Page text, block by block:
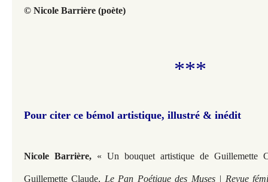
© Nicole Barrière (poète)
***
Pour citer ce bémol artistique, illustré & inédit
Nicole Barrière, « Un bouquet artistique de Guillemette
Guillemette Claude, Le Pan Poétique des Muses | Revue